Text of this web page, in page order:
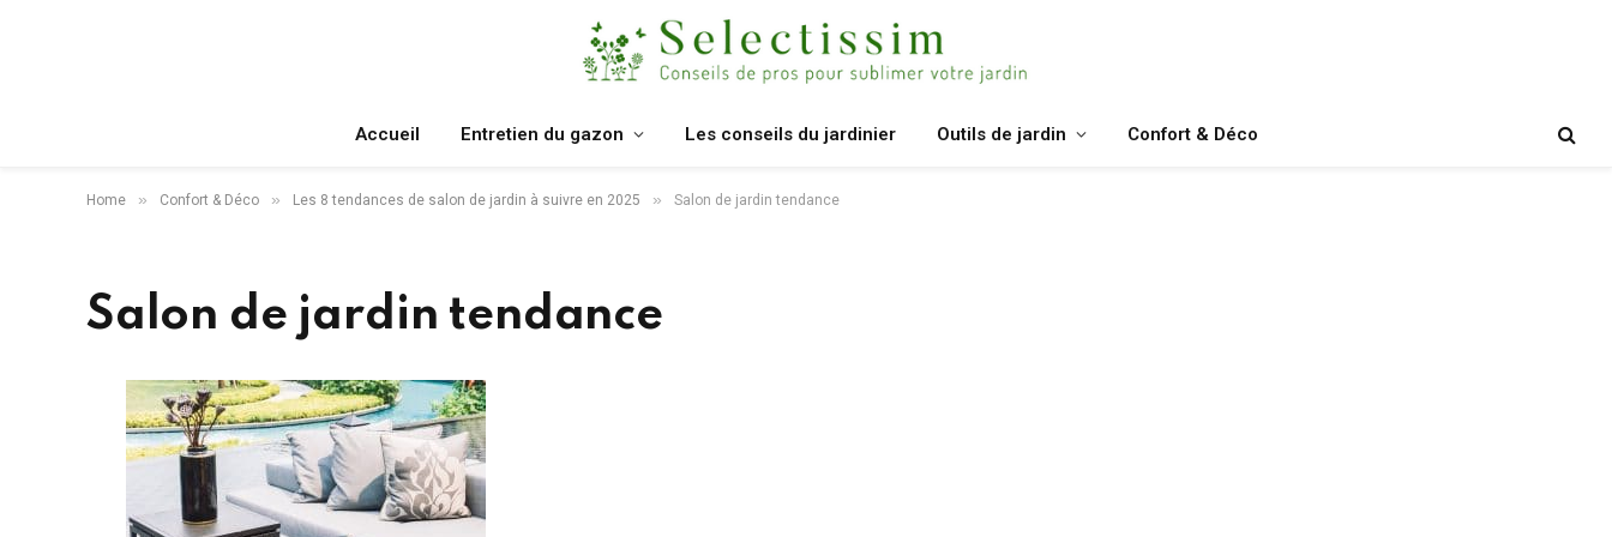
Accueil Entretien du gazon Les conseils du jardinier Outils de jardin Confort & Déco
Home » Confort & Déco » Les 8 tendances de salon de jardin à suivre en 2025 » Salon de jardin tendance
Salon de jardin tendance